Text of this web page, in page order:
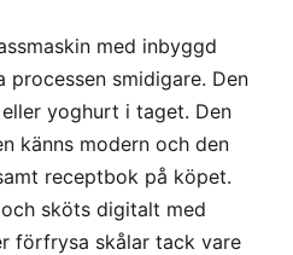
med inbyggd
processen smidigare. Den
yoghurt i taget. Den
känns modern och den
receptbok på köpet.
sköts digitalt med
förfrysa skålar tack vare